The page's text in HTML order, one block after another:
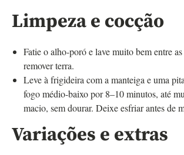
Limpeza e cocção
Fatie o alho-poró e lave muito bem entre as
remover terra.
Leve à frigideira com a manteiga e uma
fogo médio-baixo por 8–10 minutos, até
macio, sem dourar. Deixe esfriar antes de
Variações e extras